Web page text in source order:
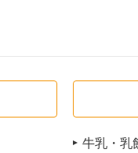
牛乳・乳